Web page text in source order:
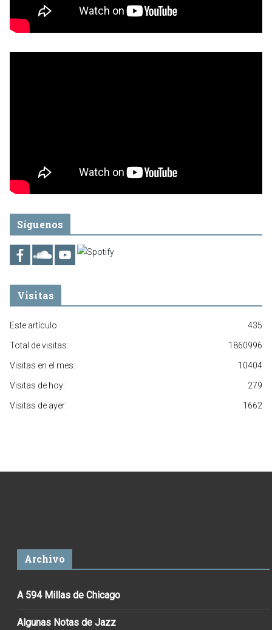
Síguenos
Visitas
435
Este artículo:
1860996
Total de visitas:
10404
Visitas en el mes:
279
Visitas de hoy:
1662
Visitas de ayer:
Archivo
A 594 Millas de Chicago
Algunas Notas de Jazz